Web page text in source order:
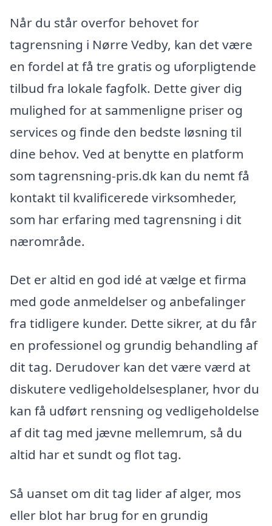
Når du står overfor behovet for
tagrensning i Nørre Vedby, kan det være
en fordel at få tre gratis og uforpligtende
tilbud fra lokale fagfolk. Dette giver dig
mulighed for at sammenligne priser og
services og finde den bedste løsning til
dine behov. Ved at benytte en platform
som tagrensning-pris.dk kan du nemt få
kontakt til kvalificerede virksomheder,
som har erfaring med tagrensning i dit
nærområde.
Det er altid en god idé at vælge et firma
med gode anmeldelser og anbefalinger
fra tidligere kunder. Dette sikrer, at du får
en professionel og grundig behandling af
dit tag. Derudover kan det være værd at
diskutere vedligeholdelsesplaner, hvor du
kan få udført rensning og vedligeholdelse
af dit tag med jævne mellemrum, så du
altid har et sundt og flot tag.
Så uanset om dit tag lider af alger, mos
eller blot har brug for en grundig